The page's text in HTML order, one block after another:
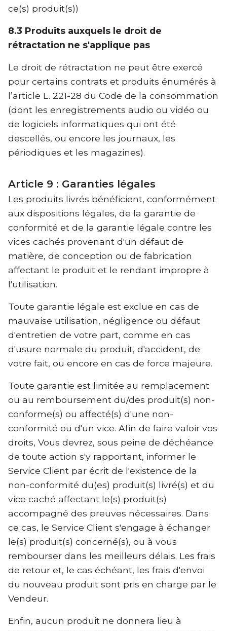
ce(s) produit(s))
8.3 Produits auxquels le droit de
rétractation ne s'applique pas
Le droit de rétractation ne peut être exercé
pour certains contrats et produits énumérés à
l’article L. 221-28 du Code de la consommation
(dont les enregistrements audio ou vidéo ou
de logiciels informatiques qui ont été
descellés, ou encore les journaux, les
périodiques et les magazines).
Article 9 : Garanties légales
Les produits livrés bénéficient, conformément
aux dispositions légales, de la garantie de
conformité et de la garantie légale contre les
vices cachés provenant d'un défaut de
matière, de conception ou de fabrication
affectant le produit et le rendant impropre à
l'utilisation.
Toute garantie légale est exclue en cas de
mauvaise utilisation, négligence ou défaut
d'entretien de votre part, comme en cas
d'usure normale du produit, d'accident, de
votre fait, ou encore en cas de force majeure.
Toute garantie est limitée au remplacement
ou au remboursement du/des produit(s) non-
conforme(s) ou affecté(s) d'une non-
conformité ou d'un vice. Afin de faire valoir vos
droits, Vous devrez, sous peine de déchéance
de toute action s'y rapportant, informer le
Service Client par écrit de l'existence de la
non-conformité du(es) produit(s) livré(s) et du
vice caché affectant le(s) produit(s)
accompagné des preuves nécessaires. Dans
ce cas, le Service Client s'engage à échanger
le(s) produit(s) concerné(s), ou à vous
rembourser dans les meilleurs délais. Les frais
de retour et, le cas échéant, les frais d'envoi
du nouveau produit sont pris en charge par le
Vendeur.
Enfin, aucun produit ne donnera lieu à